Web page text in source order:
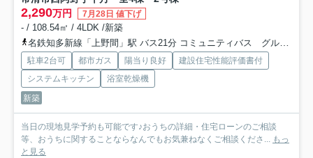
2,290万円 7月28日 値下げ
- / 108.54㎡ / 4LDK /新築
名鉄知多新線「上野間」駅 バス21分 コミュニティバス グルーン「阿野」 停歩12分
駐車2台可 都市ガス 陽当り良好
建設住宅性能評価書付
システムキッチン
浴室乾燥機
新築
当日の現地見学予約も可能です♪おうちの詳細・住宅ローンのご相談
等、おうちに関することならなんでもお気兼ねなくご相談くださ... もっ
と見る